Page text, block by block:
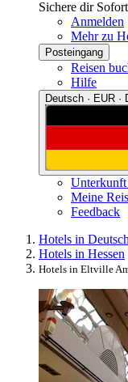
Sichere dir
Anmelden
Mehr zu
Posteingang
Reisen
Hilfe
Deutsch · EUR ·
Unterkunft
Meine
Feedback
Hotels in
Hotels in Hessen
Hotels in Eltville